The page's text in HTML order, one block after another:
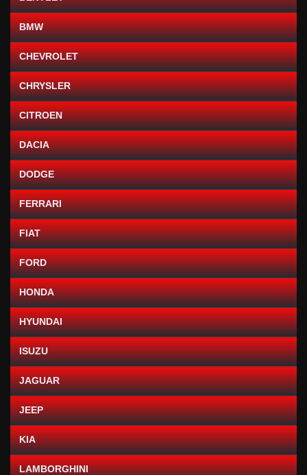
BMW
CHEVROLET
CHRYSLER
CITROEN
DACIA
DODGE
FERRARI
FIAT
FORD
HONDA
HYUNDAI
ISUZU
JAGUAR
JEEP
KIA
LAMBORGHINI